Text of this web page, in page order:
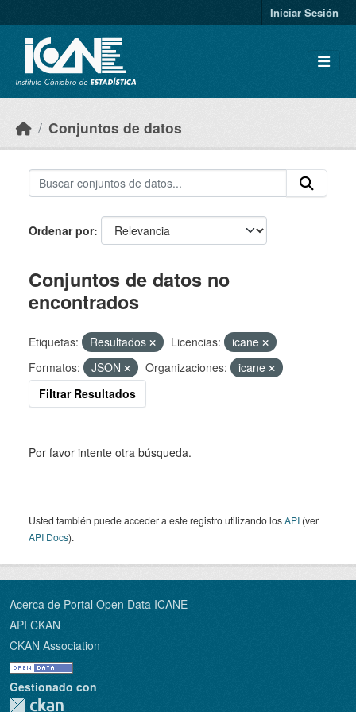
Iniciar Sesión
Conjuntos de datos
Ordenar por
Conjuntos de datos no
encontrados
Etiquetas: Resultados Licencias:
icane
Formatos:
JSON Organizaciones:
icane
Filtrar Resultados
Por favor intente otra búsqueda.
Usted también puede acceder a este registro utilizando losAPI (ver
API Docs).
Acerca de Portal Open Data ICANE
API CKAN
CKAN Association
Gestionado con